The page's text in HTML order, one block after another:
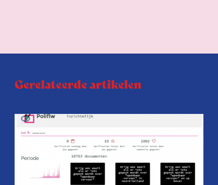
Gerelateerde artikelen